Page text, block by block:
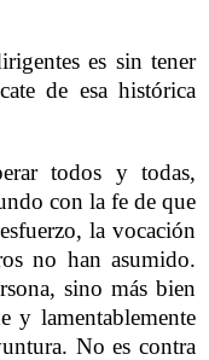
es sin tener
de esa histórica
todos y todas,
con la fe de que
la vocación
no han asumido.
sino más bien
y lamentablemente
No es contra